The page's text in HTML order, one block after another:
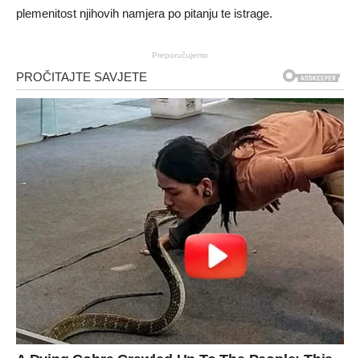
plemenitost njihovih namjera po pitanju te istrage.
Preporučujemo